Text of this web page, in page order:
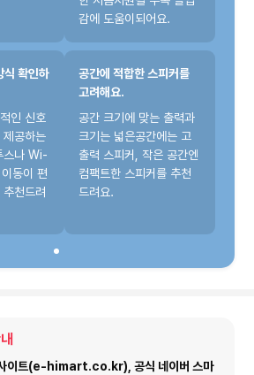
식 확인하
인 신호
제공하는
스나 Wi-
동이 편
천드려
감에 도움이되어요.
공간에 적합한 스피커를
고려해요.
공간 크기에 맞는 출력과
크기는 넓은공간에는 고
출력 스피커, 작은 공간엔
컴팩트한 스피커를 추천
드려요.
사이트(e-himart.co.kr), 공식 네이버 스마